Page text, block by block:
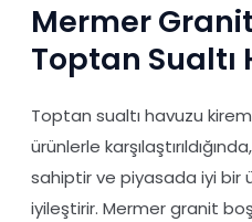
Mermer
Toptan Sualtı
Toptan sualtı havuzu
ürünlerle
sahiptir ve piyasada iyi bir
iyileştirir. Mermer granit